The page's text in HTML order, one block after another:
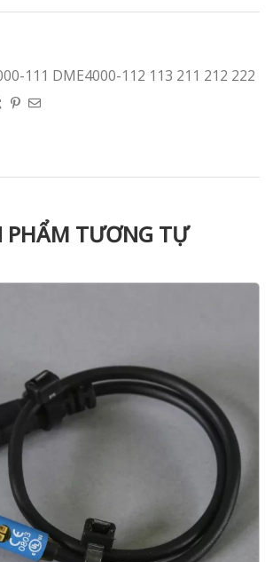
111 DME4000-112 113 211 212 222
PHẨM TƯƠNG TỰ